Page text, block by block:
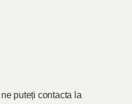
puteți contacta la